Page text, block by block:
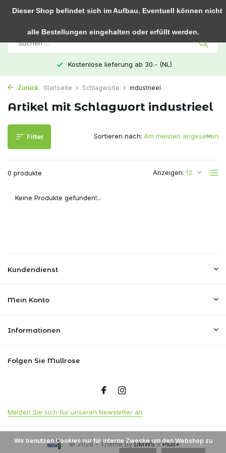
0
Kostenlose lieferung ab 30.- (NL)
Zurück Startseite Schlagworte industrieel
Artikel mit Schlagwort industrieel
Filter
0 produkte Anzeigen:
Sortieren nach:
Keine Produkte gefunden!...
Kundendienst
Mein Konto
Informationen
Folgen Sie Mullrose
Melden Sie sich für unseren Newsletter an
© 2026 - Theme ByDMWSx Plus+
Wir benutzen Cookies nur für interne Zwecke um den Webshop zu
Dieser Shop befindet sich im Aufbau. Eventuell können nicht
alle Bestellungen eingehalten oder erfüllt werden.